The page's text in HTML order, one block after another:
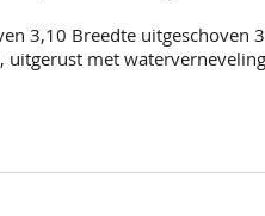
3,10 Breedte uitgeschoven
uitgerust met waterverneveling